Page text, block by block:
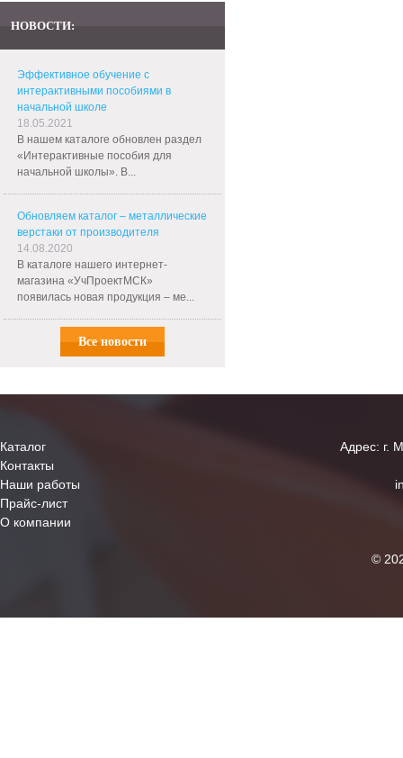
НОВОСТИ:
Эффективное обучение с
интерактивными пособиями в
начальной школе
18.05.2021
В нашем каталоге обновлен раздел
«Интерактивные пособия для
начальной школы». В...
Обновляем каталог – металлические
верстаки от производителя
14.08.2020
В каталоге нашего интернет-
магазина «УчПроектМСК»
появилась новая продукция – ме...
Все новости
Каталог
Контакты
Наши работы
Прайс-лист
О компании
Адрес: г.
©